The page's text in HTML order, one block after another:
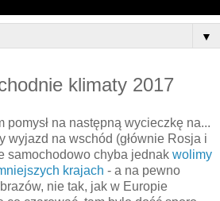
▼
klimaty 2017
pomysł na następną wycieczkę na...
wyjazd na wschód (głównie Rosja i
samochodowo chyba jednak wolimy
krajach - a na pewno
nie tak, jak w Europie